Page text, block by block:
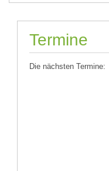
Termine
Die nächsten Termine: